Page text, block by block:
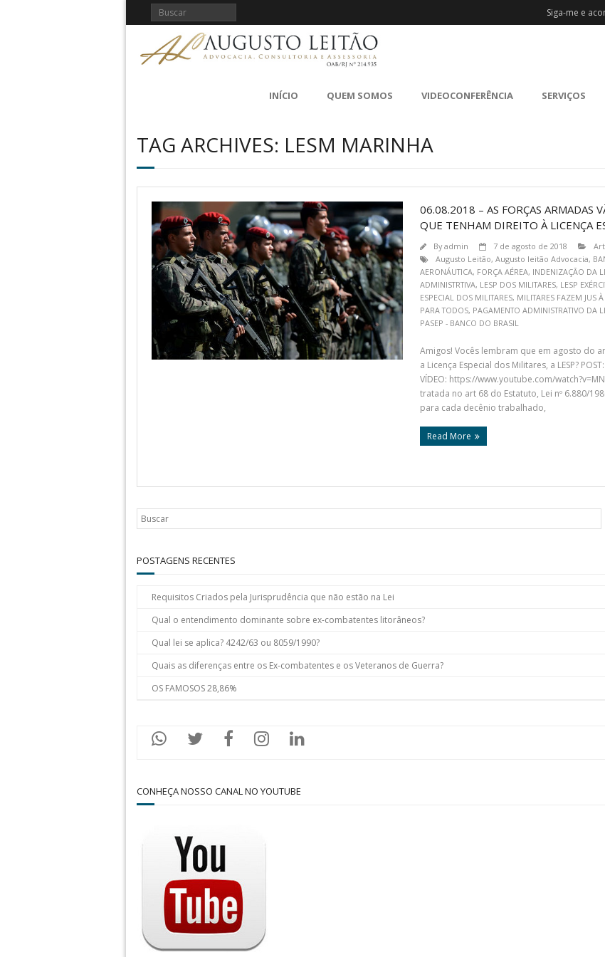
Siga-me e
INÍCIO QUEM SOMOS VIDEOCONFERÊNCIA SERVIÇOS
TAG ARCHIVES: LESM MARINHA
06.08.2018 – AS FORÇAS ARMADAS
QUE TENHAM DIREITO À LICENÇA
Byadmin 7 de agosto de 2018
Augusto Leitão, Augusto leitão Advocacia,
AERONÁUTICA, FORÇA AÉREA, INDENIZAÇÃO DA
ADMINISTRTIVA, LESP DOS MILITARES, LESP
ESPECIAL DOS MILITARES, MILITARES FAZEM JUS À
PARA TODOS, PAGAMENTO ADMINISTRATIVO DA
PASEP - BANCO DO BRASIL
Amigos! Vocês lembram que em agosto do
a Licença Especial dos Militares, a LESP?
VÍDEO: https://www.youtube.com/
tratada no art 68 do Estatuto, Lei nº 6.880/
para cada decênio trabalhado,
Read More
POSTAGENS RECENTES
Requisitos Criados pela Jurisprudência que não estão na Lei
Qual o entendimento dominante sobre ex-combatentes litorâneos?
Qual lei se aplica? 4242/63 ou 8059/1990?
Quais as diferenças entre os Ex-combatentes e os Veteranos de Guerra?
OS FAMOSOS 28,86%
CONHEÇA NOSSO CANAL NO YOUTUBE